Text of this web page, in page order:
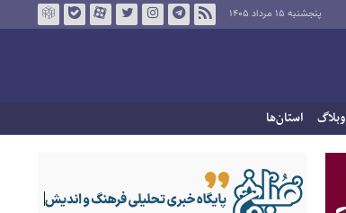
پنجشنبه ۱۵ مرداد ۱۴۰۵
وبلاگ استان‌ها